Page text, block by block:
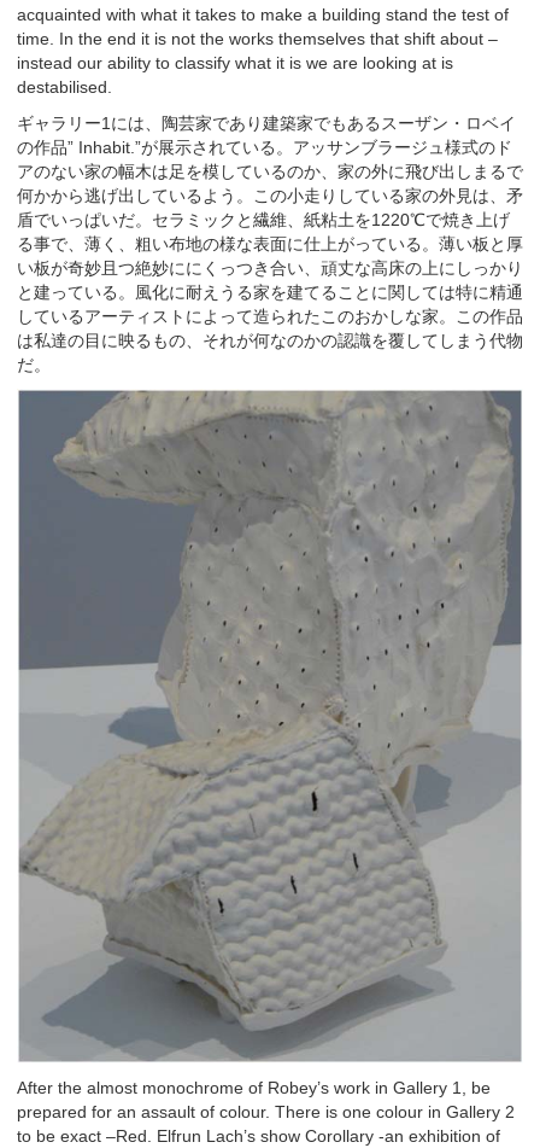
acquainted with what it takes to make a building stand the test of
time. In the end it is not the works themselves that shift about –
instead our ability to classify what it is we are looking at is
destabilised.
ギャラリー1には、陶芸家であり建築家でもあるスーザン・ロベイ
の作品” Inhabit.”が展示されている。アッサンブラージュ様式のド
アのない家の幅木は足を模しているのか、家の外に飛び出しまるで
何かから逃げ出しているよう。この小走りしている家の外見は、矛
盾でいっぱいだ。セラミックと繊維、紙粘土を1220℃で焼き上げ
る事で、薄く、粗い布地の様な表面に仕上がっている。薄い板と厚
い板が奇妙且つ絶妙ににくっつき合い、頑丈な高床の上にしっかり
と建っている。風化に耐えうる家を建てることに関しては特に精通
しているアーティストによって造られたこのおかしな家。この作品
は私達の目に映るもの、それが何なのかの認識を覆してしまう代物
だ。
After the almost monochrome of Robey’s work in Gallery 1, be
prepared for an assault of colour. There is one colour in Gallery 2
to be exact –Red. Elfrun Lach’s show Corollary -an exhibition of